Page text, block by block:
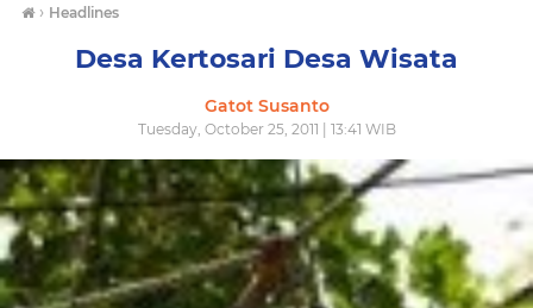
› Headlines
Desa Kertosari Desa Wisata
Gatot Susanto
Tuesday, October 25, 2011 | 13:41 WIB